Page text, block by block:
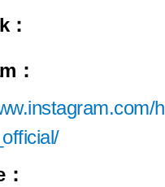
：
h